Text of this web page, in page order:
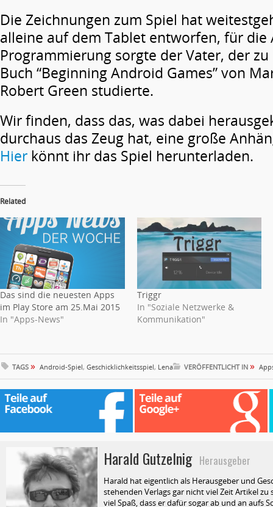
Die Zeichnungen zum Spiel hat
alleine auf dem Tablet entworfen, für die
Programmierung sorgte der Vater, der
Buch “Beginning Android Games” von
Robert Green studierte.
Wir finden, dass das, was dabei
durchaus das Zeug hat, eine große
Hier könnt ihr das Spiel herunterladen.
Related
Das sind die neuesten Apps
im Play Store am 25.Mai 2015
In "Apps-News"
Triggr
In "Soziale Netzwerke &
Kommunikation"
TAGS » Android-Spiel, Geschicklichkeitsspiel, Lena VERÖFFENTLICHT IN »
Harald GutzelnigHerausgeber
Harald hat eigentlich als Herausgeber und
stehenden Verlags gar nicht viel Zeit Artikel
viel Spaß, dass er dafür sogar ab und an aufs